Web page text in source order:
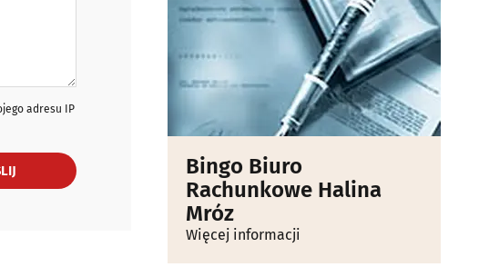
adresu IP
Bingo Biuro
Rachunkowe Halina
Mróz
Więcej informacji